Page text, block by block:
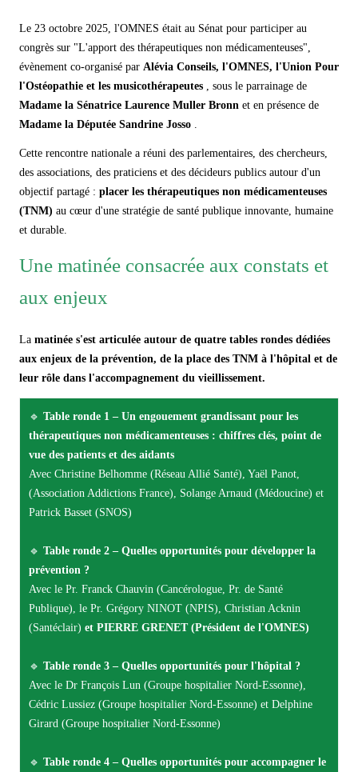
Le 23 octobre 2025, l'OMNES était au Sénat pour participer au
congrès sur "L'apport des thérapeutiques non médicamenteuses",
évènement co-organisé par Alévia Conseils, l'OMNES, l'Union Pour
l'Ostéopathie et les musicothérapeutes , sous le parrainage de
Madame la Sénatrice Laurence Muller Bronn et en présence de
Madame la Députée Sandrine Josso .
Cette rencontre nationale a réuni des parlementaires, des chercheurs,
des associations, des praticiens et des décideurs publics autour d'un
objectif partagé : placer les thérapeutiques non médicamenteuses
(TNM) au cœur d'une stratégie de santé publique innovante, humaine
et durable.
Une matinée consacrée aux constats et
aux enjeux
La matinée s'est articulée autour de quatre tables rondes dédiées
aux enjeux de la prévention, de la place des TNM à l'hôpital et de
leur rôle dans l'accompagnement du vieillissement.
🔹 Table ronde 1 – Un engouement grandissant pour les
thérapeutiques non médicamenteuses : chiffres clés, point de
vue des patients et des aidants
Avec Christine Belhomme (Réseau Allié Santé), Yaël Panot,
(Association Addictions France), Solange Arnaud (Médoucine) et
Patrick Basset (SNOS)
🔹 Table ronde 2 – Quelles opportunités pour développer la
prévention ?
Avec le Pr. Franck Chauvin (Cancérologue, Pr. de Santé
Publique), le Pr. Grégory NINOT (NPIS), Christian Acknin
(Santéclair) et PIERRE GRENET (Président de l'OMNES)
🔹 Table ronde 3 – Quelles opportunités pour l'hôpital ?
Avec le Dr François Lun (Groupe hospitalier Nord-Essonne),
Cédric Lussiez (Groupe hospitalier Nord-Essonne) et Delphine
Girard (Groupe hospitalier Nord-Essonne)
🔹 Table ronde 4 – Quelles opportunités pour accompagner le